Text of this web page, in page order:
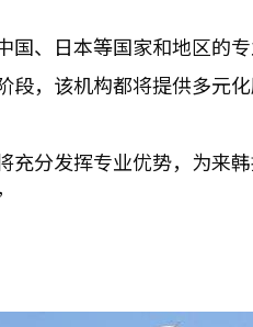
国、日本等国家和地区的
段，该机构都将提供多元
分发挥专业优势，为来